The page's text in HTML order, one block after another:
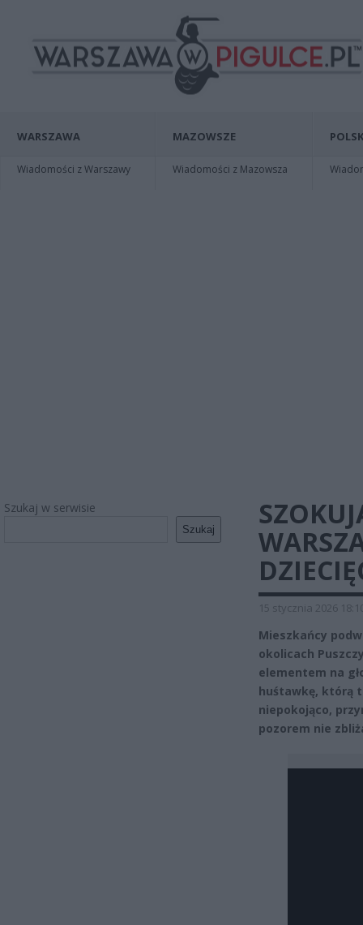
WARSZAWA
Wiadomości z Warszawy
MAZOWSZE
Wiadomości z Mazowsza
Szukaj w serwisie
Szukaj
15 stycznia 2026
Mieszkańcy
okolicach
elementem na
huśtawkę, którą
niepokojąco,
pozorem nie